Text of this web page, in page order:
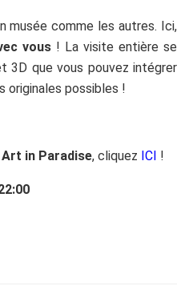
musée comme les autres. Ici,
vous ! La visite entière se
3D que vous pouvez intégrer
originales possibles !
Art in Paradise, cliquez ICI !